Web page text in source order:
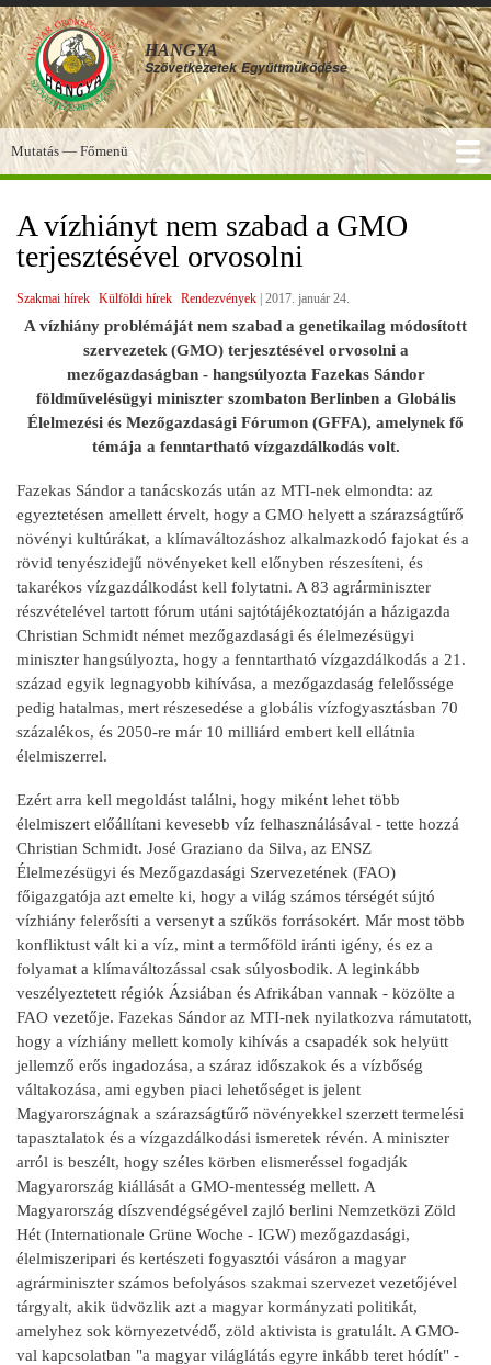
Ugrás
a
tartalomra
HANGYA
Szövetkezetek Együttműködése
Főmenü
Mutatás — Főmenü
A vízhiányt nem szabad a GMO
terjesztésével orvosolni
Szakmai hírek Külföldi hírek Rendezvények 2017. január 24.
A vízhiány problémáját nem szabad a genetikailag módosított
szervezetek (GMO) terjesztésével orvosolni a
mezőgazdaságban - hangsúlyozta Fazekas Sándor
földművelésügyi miniszter szombaton Berlinben a Globális
Élelmezési és Mezőgazdasági Fórumon (GFFA), amelynek fő
témája a fenntartható vízgazdálkodás volt.
Fazekas Sándor a tanácskozás után az MTI-nek elmondta: az
egyeztetésen amellett érvelt, hogy a GMO helyett a szárazságtűrő
növényi kultúrákat, a klímaváltozáshoz alkalmazkodó fajokat és a
rövid tenyészidejű növényeket kell előnyben részesíteni, és
takarékos vízgazdálkodást kell folytatni. A 83 agrárminiszter
részvételével tartott fórum utáni sajtótájékoztatóján a házigazda
Christian Schmidt német mezőgazdasági és élelmezésügyi
miniszter hangsúlyozta, hogy a fenntartható vízgazdálkodás a 21.
század egyik legnagyobb kihívása, a mezőgazdaság felelőssége
pedig hatalmas, mert részesedése a globális vízfogyasztásban 70
százalékos, és 2050-re már 10 milliárd embert kell ellátnia
élelmiszerrel.
Ezért arra kell megoldást találni, hogy miként lehet több
élelmiszert előállítani kevesebb víz felhasználásával - tette hozzá
Christian Schmidt. José Graziano da Silva, az ENSZ
Élelmezésügyi és Mezőgazdasági Szervezetének (FAO)
főigazgatója azt emelte ki, hogy a világ számos térségét sújtó
vízhiány felerősíti a versenyt a szűkös forrásokért. Már most több
konfliktust vált ki a víz, mint a termőföld iránti igény, és ez a
folyamat a klímaváltozással csak súlyosbodik. A leginkább
veszélyeztetett régiók Ázsiában és Afrikában vannak - közölte a
FAO vezetője. Fazekas Sándor az MTI-nek nyilatkozva rámutatott,
hogy a vízhiány mellett komoly kihívás a csapadék sok helyütt
jellemző erős ingadozása, a száraz időszakok és a vízbőség
váltakozása, ami egyben piaci lehetőséget is jelent
Magyarországnak a szárazságtűrő növényekkel szerzett termelési
tapasztalatok és a vízgazdálkodási ismeretek révén. A miniszter
arról is beszélt, hogy széles körben elismeréssel fogadják
Magyarország kiállását a GMO-mentesség mellett. A
Magyarország díszvendégségével zajló berlini Nemzetközi Zöld
Hét (Internationale Grüne Woche - IGW) mezőgazdasági,
élelmiszeripari és kertészeti fogyasztói vásáron a magyar
agrárminiszter számos befolyásos szakmai szervezet vezetőjével
tárgyalt, akik üdvözlik azt a magyar kormányzati politikát,
amelyhez sok környezetvédő, zöld aktivista is gratulált. A GMO-
val kapcsolatban "a magyar világlátás egyre inkább teret hódít" -